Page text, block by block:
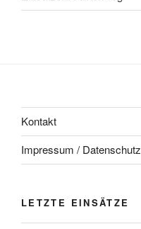
Kontakt
Impressum / Datenschutz
LETZTE EINSÄTZE